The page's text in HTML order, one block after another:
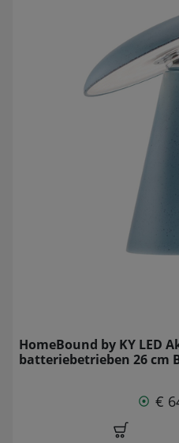
HomeBound by KY LED
batteriebetrieben 26 cm
€